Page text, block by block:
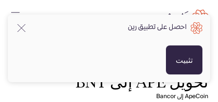
تحويل APE إلى BNT
ApeCoin إلى Bancor
احصل على تطبيق رين
تثبيت